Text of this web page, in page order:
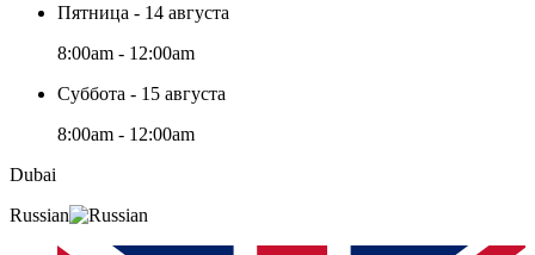
Пятница - 14 августа
8:00am - 12:00am
Суббота - 15 августа
8:00am - 12:00am
Dubai
Russian